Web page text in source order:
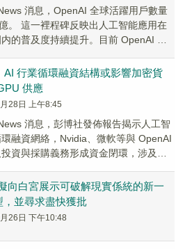
消息，OpenAI 全球活躍用戶數量
。 這一裡程碑反映出人工智能應用在
的普及度持續提升。目前 OpenAI 旗
AI 行業循環融資結構或影響加密貨
供應
28日 上午8:45
消息，彭博社發佈報告揭示人工智
融資網絡，Nvidia、微軟等與 OpenAI
資與採購義務形成資金閉環，涉及交
向白宮展示可破解現實係統的新一
，並尋求盡快獲批
26日 下午10:48